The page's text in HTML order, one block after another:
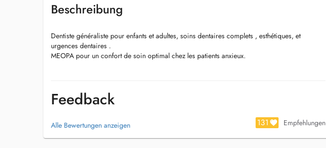
Beschreibung
Dentiste généraliste pour enfants et adultes, soins dentaires complets , esthétiques, et
urgences dentaires .
MEOPA pour un confort de soin optimal chez les patients anxieux.
Feedback
Alle Bewertungen anzeigen 131 Empfehlungen